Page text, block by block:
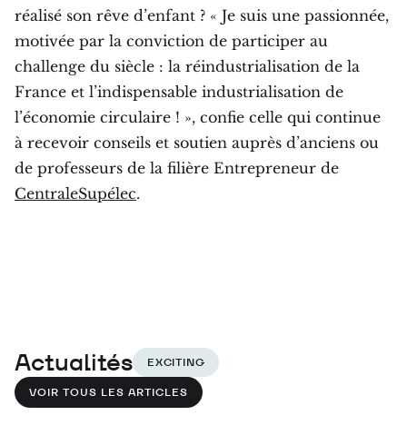
réalisé son rêve d’enfant ? « Je suis une passionnée,
motivée par la conviction de participer au
challenge du siècle : la réindustrialisation de la
France et l’indispensable industrialisation de
l’économie circulaire ! », confie celle qui continue
à recevoir conseils et soutien auprès d’anciens ou
de professeurs de la filière Entrepreneur de
CentraleSupélec.
Actualités EXCITING
VOIR TOUS LES ARTICLES